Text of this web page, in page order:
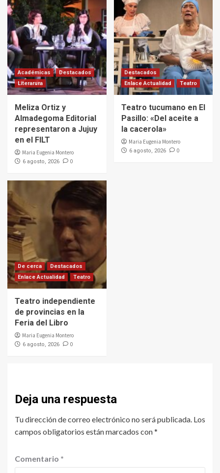
Académicas
Destacados
Literarura
Meliza Ortiz y
Almadegoma Editorial
representaron a Jujuy
en el FILT
Maria Eugenia Montero
6 agosto, 2026 0
Destacados
Enlace Actualidad
Teatro
Teatro tucumano en El
Pasillo: «Del aceite a
la cacerola»
Maria Eugenia Montero
6 agosto, 2026 0
De cerca
Destacados
Enlace Actualidad
Teatro
Teatro independiente
de provincias en la
Feria del Libro
Maria Eugenia Montero
6 agosto, 2026 0
Deja una respuesta
Tu dirección de correo electrónico no será publicada. Los
campos obligatorios están marcados con*
Comentario *